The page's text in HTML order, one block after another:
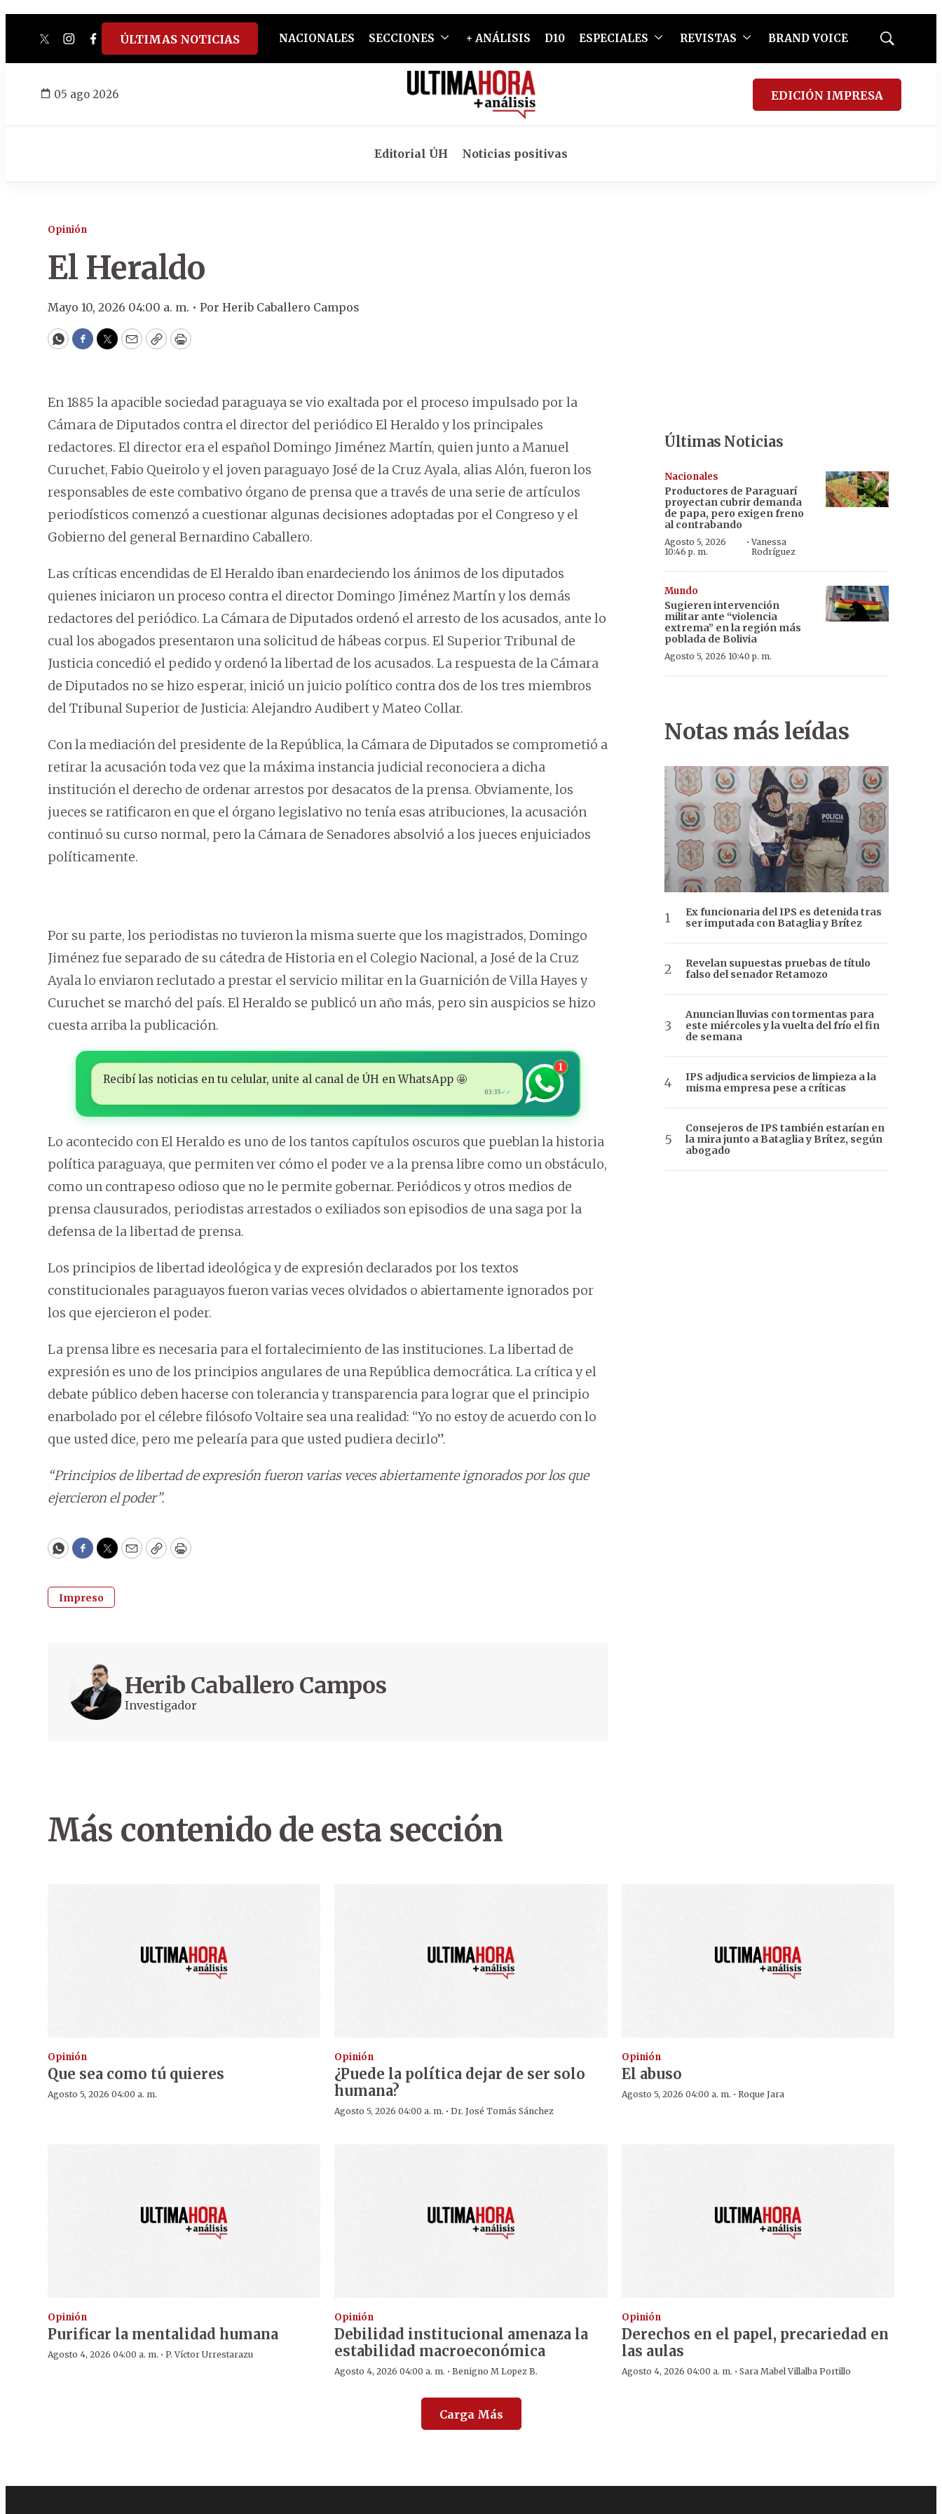
twitterinstagram
facebook
tiktokyoutube
spotify
ÚLTIMAS NOTICIAS NACIONALES SECCIONES + ANÁLISIS D10 ESPECIALES REVISTAS BRAND VOICE
Mostrar
05 ago 2026 EDICIÓN IMPRESA
Editorial ÚH Noticias positivas
Opinión
El Heraldo
Mayo 10, 2026 04:00 a. m. • Por Herib Caballero Campos
WhatsApp
Facebook
Twitter
EmailCopyPrint
En 1885 la apacible sociedad paraguaya se vio exaltada por el proceso impulsado por la
Cámara de Diputados contra el director del periódico El Heraldo y los principales
redactores. El director era el español Domingo Jiménez Martín, quien junto a Manuel
Curuchet, Fabio Queirolo y el joven paraguayo José de la Cruz Ayala, alias Alón, fueron los
responsables de este combativo órgano de prensa que a través de una serie de artículos
periodísticos comenzó a cuestionar algunas decisiones adoptadas por el Congreso y el
Gobierno del general Bernardino Caballero.
Las críticas encendidas de El Heraldo iban enardeciendo los ánimos de los diputados
quienes iniciaron un proceso contra el director Domingo Jiménez Martín y los demás
redactores del periódico. La Cámara de Diputados ordenó el arresto de los acusados, ante lo
cual los abogados presentaron una solicitud de hábeas corpus. El Superior Tribunal de
Justicia concedió el pedido y ordenó la libertad de los acusados. La respuesta de la Cámara
de Diputados no se hizo esperar, inició un juicio político contra dos de los tres miembros
del Tribunal Superior de Justicia: Alejandro Audibert y Mateo Collar.
Con la mediación del presidente de la República, la Cámara de Diputados se comprometió a
retirar la acusación toda vez que la máxima instancia judicial reconociera a dicha
institución el derecho de ordenar arrestos por desacatos de la prensa. Obviamente, los
jueces se ratificaron en que el órgano legislativo no tenía esas atribuciones, la acusación
continuó su curso normal, pero la Cámara de Senadores absolvió a los jueces enjuiciados
políticamente.
Por su parte, los periodistas no tuvieron la misma suerte que los magistrados, Domingo
Jiménez fue separado de su cátedra de Historia en el Colegio Nacional, a José de la Cruz
Ayala lo enviaron reclutado a prestar el servicio militar en la Guarnición de Villa Hayes y
Curuchet se marchó del país. El Heraldo se publicó un año más, pero sin auspicios se hizo
cuesta arriba la publicación.
Recibí las noticias en tu celular, unite al canal de ÚH en WhatsApp 🤩
03:35 ✓✓
1
Lo acontecido con El Heraldo es uno de los tantos capítulos oscuros que pueblan la historia
política paraguaya, que permiten ver cómo el poder ve a la prensa libre como un obstáculo,
como un contrapeso odioso que no le permite gobernar. Periódicos y otros medios de
prensa clausurados, periodistas arrestados o exiliados son episodios de una saga por la
defensa de la libertad de prensa.
Los principios de libertad ideológica y de expresión declarados por los textos
constitucionales paraguayos fueron varias veces olvidados o abiertamente ignorados por
los que ejercieron el poder.
La prensa libre es necesaria para el fortalecimiento de las instituciones. La libertad de
expresión es uno de los principios angulares de una República democrática. La crítica y el
debate público deben hacerse con tolerancia y transparencia para lograr que el principio
enarbolado por el célebre filósofo Voltaire sea una realidad: “Yo no estoy de acuerdo con lo
que usted dice, pero me pelearía para que usted pudiera decirlo”.
“Principios de libertad de expresión fueron varias veces abiertamente ignorados por los que
ejercieron el poder”.
WhatsApp
Facebook
Twitter
EmailCopyPrint
Impreso
Herib Caballero Campos
Investigador
Últimas Noticias
Nacionales
Productores de Paraguarí
proyectan cubrir demanda
de papa, pero exigen freno
al contrabando
Agosto 5, 2026
10:46 p. m.
·Vanessa
Rodríguez
Mundo
Sugieren intervención
militar ante “violencia
extrema” en la región más
poblada de Bolivia
Agosto 5, 2026 10:40 p. m.
Notas más leídas
Ex funcionaria del IPS es detenida tras
ser imputada con Bataglia y Brítez
Revelan supuestas pruebas de título
falso del senador Retamozo
Anuncian lluvias con tormentas para
este miércoles y la vuelta del frío el fin
de semana
IPS adjudica servicios de limpieza a la
misma empresa pese a críticas
Consejeros de IPS también estarían en
la mira junto a Bataglia y Brítez, según
abogado
Más contenido de esta sección
Opinión
Que sea como tú quieres
Agosto 5, 2026 04:00 a. m.
Opinión
¿Puede la política dejar de ser solo
humana?
Agosto 5, 2026 04:00 a. m. ·Dr. José Tomás Sánchez
Opinión
El abuso
Agosto 5, 2026 04:00 a. m. · Roque Jara
Opinión
Purificar la mentalidad humana
Agosto 4, 2026 04:00 a. m. · P. Víctor Urrestarazu
Opinión
Debilidad institucional amenaza la
estabilidad macroeconómica
Agosto 4, 2026 04:00 a. m. ·Benigno M Lopez B.
Opinión
Derechos en el papel, precariedad en
las aulas
Agosto 4, 2026 04:00 a. m. · Sara Mabel Villalba Portillo
Carga Más